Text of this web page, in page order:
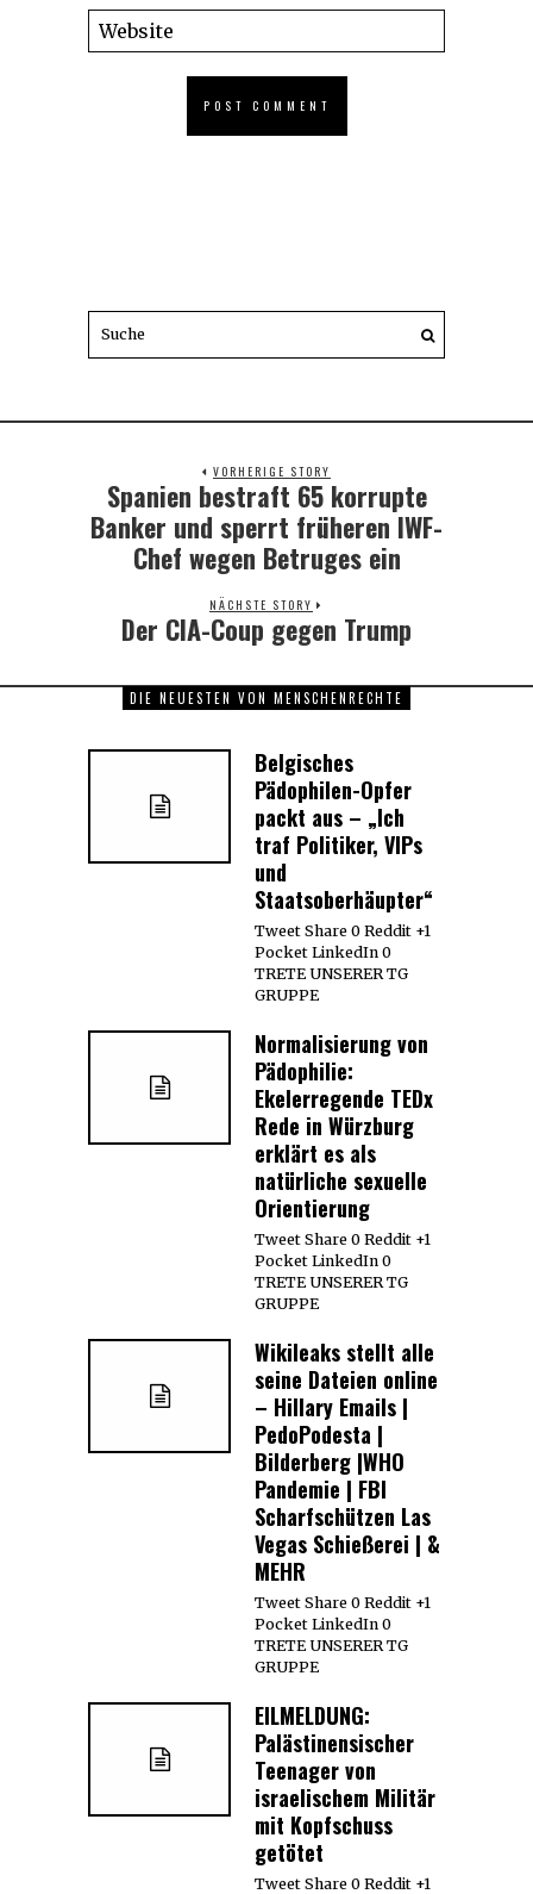
VORHERIGE STORY
Previous
post:
Spanien bestraft 65 korrupte
Banker und sperrt früheren IWF-
Chef wegen Betruges ein
NÄCHSTE STORY
Next
post:
Der CIA-Coup gegen Trump
DIE NEUESTEN VON MENSCHENRECHTE
Belgisches
Pädophilen-Opfer
packt aus – „Ich
traf Politiker, VIPs
und
Staatsoberhäupter“
Tweet Share 0 Reddit +1
Pocket LinkedIn 0
TRETE UNSERER TG
GRUPPE
Normalisierung von
Pädophilie:
Ekelerregende TEDx
Rede in Würzburg
erklärt es als
natürliche sexuelle
Orientierung
Tweet Share 0 Reddit +1
Pocket LinkedIn 0
TRETE UNSERER TG
GRUPPE
Wikileaks stellt alle
seine Dateien online
– Hillary Emails |
PedoPodesta |
Bilderberg |WHO
Pandemie | FBI
Scharfschützen Las
Vegas Schießerei | &
MEHR
Tweet Share 0 Reddit +1
Pocket LinkedIn 0
TRETE UNSERER TG
GRUPPE
EILMELDUNG:
Palästinensischer
Teenager von
israelischem Militär
mit Kopfschuss
getötet
Tweet Share 0 Reddit +1